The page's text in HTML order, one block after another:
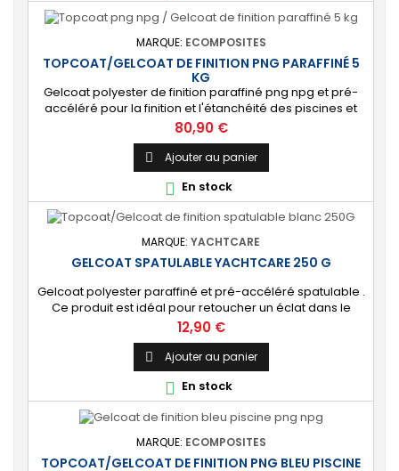
MARQUE: ECOMPOSITES
TOPCOAT/GELCOAT DE FINITION PNG PARAFFINÉ 5
KG
Gelcoat polyester de finition paraffiné png npg et pré-
accéléré pour la finition et l'étanchéité des piscines et
bassins. [Finition] : Fournit une couche extérieure lisse
brillante qualité immersion. [Étanche] : Étanchéifie votre
stratification résine et fibre de verre. Livré avec son
catalyseur PMEC 10 cl Couleurs : blanc, noir, incolore, vert,
nuances...
Prix
80,90 €
 Ajouter au panier
 En stock
MARQUE: YACHTCARE
GELCOAT SPATULABLE YACHTCARE 250 G
Gelcoat polyester paraffiné et pré-accéléré spatulable .
Ce produit est idéal pour retoucher un éclat dans le
gelcoat. Coloris : Blanc (Peut-être teinté avec une pâte
colorante). 🔝 [Finition de qualité] Fournit une couche
extérieure lisse, brillante et uniforme qui protège
durablement la surface visible de votre stratification
polyester. ⚙️ [Facile à...
Prix
12,90 €
 Ajouter au panier
 En stock
MARQUE: ECOMPOSITES
TOPCOAT/GELCOAT DE FINITION PNG BLEU PISCINE